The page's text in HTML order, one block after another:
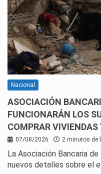
Nacional
ASOCIACIÓN
FUNCIONARÁN LOS
COMPRAR
07/08/2026 2 minutos de
La Asociación Bancaria
nuevos detalles sobre el